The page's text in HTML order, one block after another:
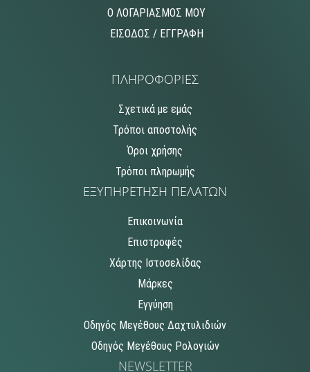
O ΛΟΓΑΡΙΑΣΜΟΣ MOY
ΕΙΣΟΔΟΣ / ΕΓΓΡΑΦΗ
ΠΛΗΡΟΦΟΡΙΕΣ
Σχετικά με εμάς
Τρόποι αποστολής
Όροι χρήσης
Τρόποι πληρωμής
ΕΞΥΠΗΡΕΤΗΣΗ ΠΕΛΑΤΩΝ
Επικοινωνία
Επιστροφές
Χάρτης Ιστοσελίδας
Μάρκες
Εγγύηση
Οδηγός Μεγέθους Δαχτυλιδιών
Οδηγός Μεγέθους Ρολογιών
NEWSLETTER